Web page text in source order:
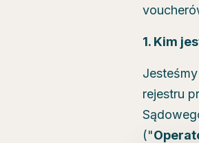
1. Kim
rejestru
("